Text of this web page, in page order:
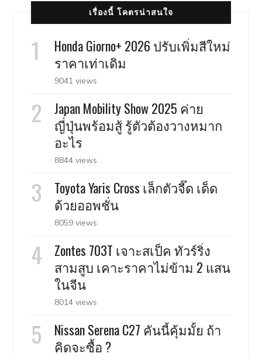
เรื่องนี้ โคตรน่าสนใจ
Honda Giorno+ 2026 ปรับเพิ่มสีใหม่
ราคาเท่าเดิม
9041 views
Japan Mobility Show 2025 ค่าย
ญี่ปุ่นพร้อมสู้ รู้ตัวต้องวางหมาก
อะไร
8844 views
Toyota Yaris Cross เล็กตัวจี๊ด เด็ด
ด้วยออพชั่น
8059 views
Zontes 703T เจาะสเป็ค ทัวร์ริ่ง
สามสูบ เคาะราคาไม่ข้าม 2 แสน
ในจีน
8014 views
Nissan Serena C27 คันนี้คุ้มมั้ย ถ้า
คิดจะซื้อ ?